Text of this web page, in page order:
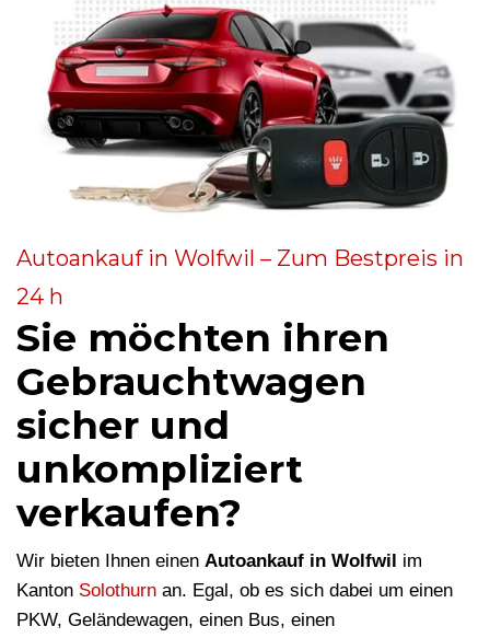
Autoankauf in Wolfwil – Zum Bestpreis in
24 h
Sie möchten ihren
Gebrauchtwagen
sicher und
unkompliziert
verkaufen?
Wir bieten Ihnen einen Autoankauf in Wolfwil im
Kanton Solothurn an. Egal, ob es sich dabei um einen
PKW, Geländewagen, einen Bus, einen